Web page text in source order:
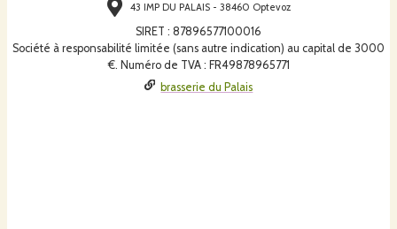
43 IMP DU PALAIS - 38460 Optevoz
SIRET : 87896577100016
Société à responsabilité limitée (sans autre indication) au capital de 3000
€. Numéro de TVA : FR49878965771
brasserie du Palais